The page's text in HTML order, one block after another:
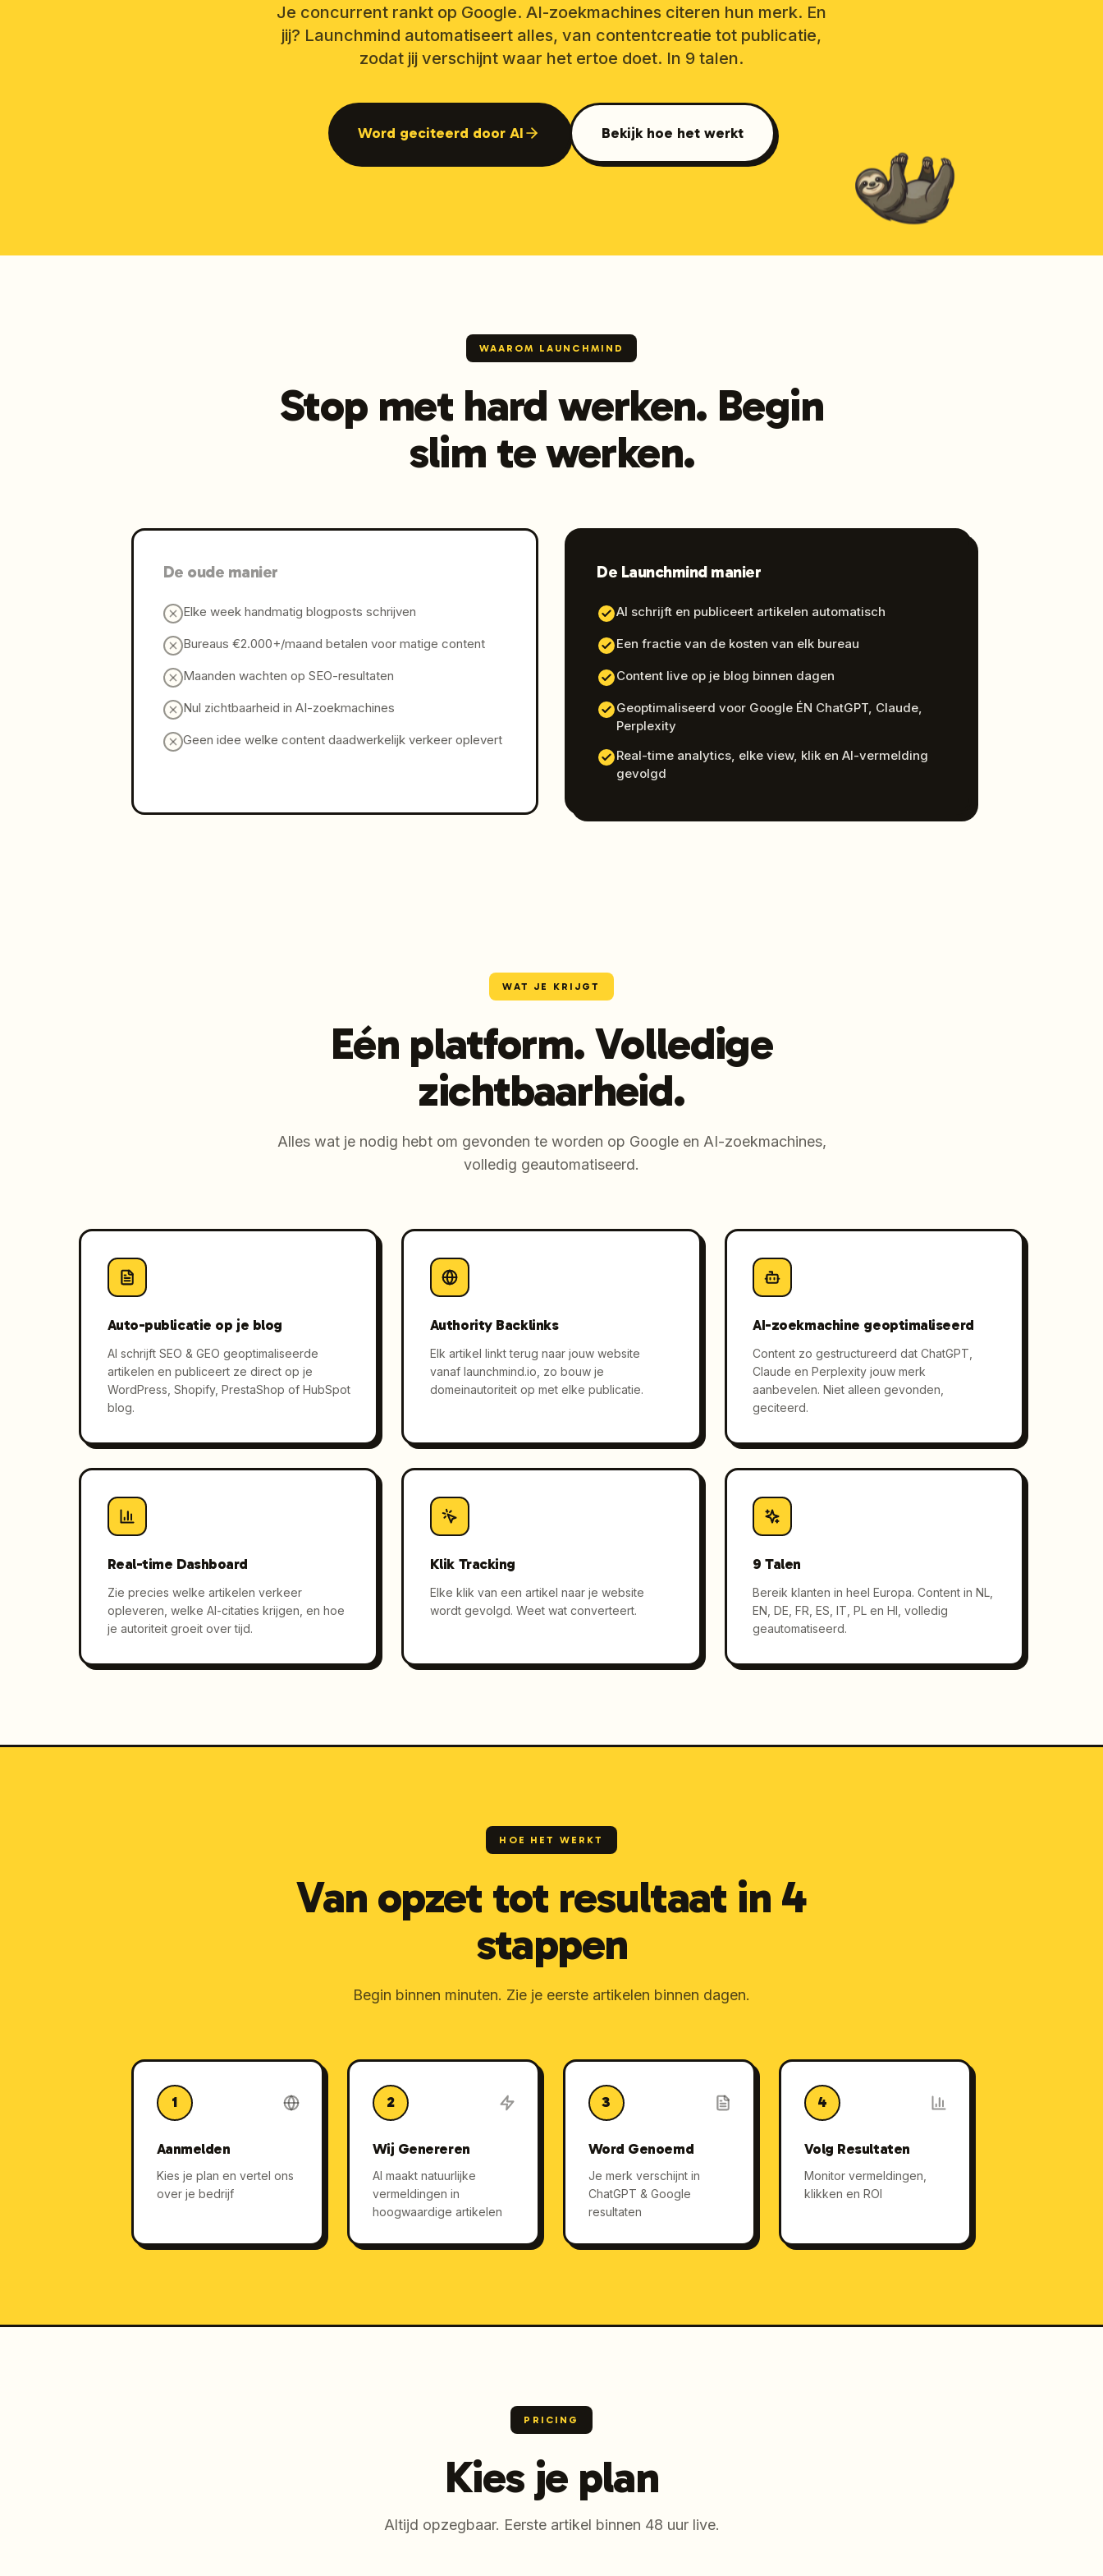
Je concurrent rankt op Google. AI-zoekmachines citeren hun merk. En
jij? Launchmind automatiseert alles, van contentcreatie tot publicatie,
zodat jij verschijnt waar het ertoe doet. In 9 talen.
Word geciteerd door AI Bekijk hoe het werkt
WAAROM LAUNCHMIND
Stop met hard werken. Begin
slim te werken.
De oude manier
Elke week handmatig blogposts schrijven
Bureaus €2.000+/maand betalen voor matige content
Maanden wachten op SEO-resultaten
Nul zichtbaarheid in AI-zoekmachines
Geen idee welke content daadwerkelijk verkeer oplevert
De Launchmind manier
AI schrijft en publiceert artikelen automatisch
Een fractie van de kosten van elk bureau
Content live op je blog binnen dagen
Geoptimaliseerd voor Google ÉN ChatGPT, Claude,
Perplexity
Real-time analytics, elke view, klik en AI-vermelding
gevolgd
WAT JE KRIJGT
Eén platform. Volledige
zichtbaarheid.
Alles wat je nodig hebt om gevonden te worden op Google en AI-zoekmachines,
volledig geautomatiseerd.
Auto-publicatie op je blog
AI schrijft SEO & GEO geoptimaliseerde
artikelen en publiceert ze direct op je
WordPress, Shopify, PrestaShop of HubSpot
blog.
Authority Backlinks
Elk artikel linkt terug naar jouw website
vanaf launchmind.io, zo bouw je
domeinautoriteit op met elke publicatie.
AI-zoekmachine geoptimaliseerd
Content zo gestructureerd dat ChatGPT,
Claude en Perplexity jouw merk
aanbevelen. Niet alleen gevonden,
geciteerd.
Real-time Dashboard
Zie precies welke artikelen verkeer
opleveren, welke AI-citaties krijgen, en hoe
je autoriteit groeit over tijd.
Klik Tracking
Elke klik van een artikel naar je website
wordt gevolgd. Weet wat converteert.
9 Talen
Bereik klanten in heel Europa. Content in NL,
EN, DE, FR, ES, IT, PL en HI, volledig
geautomatiseerd.
HOE HET WERKT
Van opzet tot resultaat in 4
stappen
Begin binnen minuten. Zie je eerste artikelen binnen dagen.
1
Aanmelden
Kies je plan en vertel ons
over je bedrijf
2
Wij Genereren
AI maakt natuurlijke
vermeldingen in
hoogwaardige artikelen
3
Word Genoemd
Je merk verschijnt in
ChatGPT & Google
resultaten
4
Volg Resultaten
Monitor vermeldingen,
klikken en ROI
PRICING
Kies je plan
Altijd opzegbaar. Eerste artikel binnen 48 uur live.